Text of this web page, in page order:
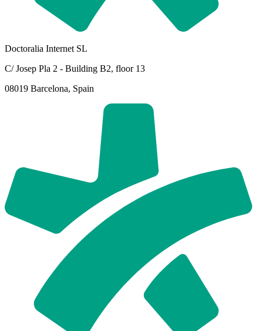
Doctoralia Internet SL
C/ Josep Pla 2 - Building B2, floor 13
08019 Barcelona, Spain